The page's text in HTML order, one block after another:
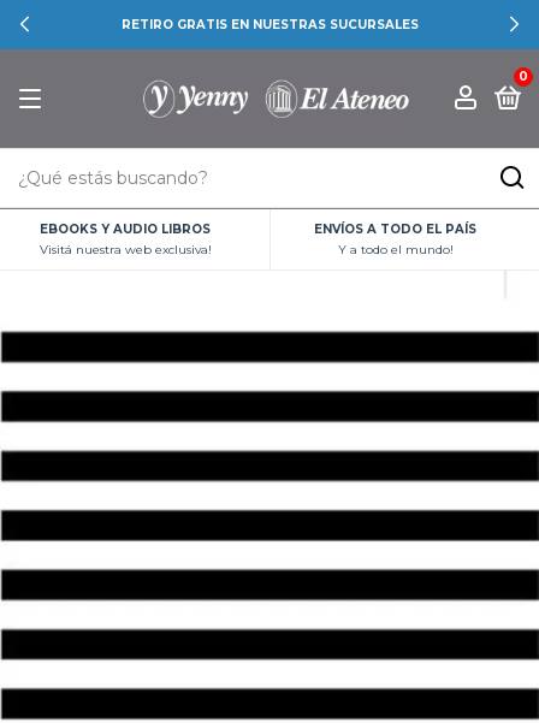
RETIRO GRATIS EN NUESTRAS SUCURSALES
0
EBOOKS Y AUDIO LIBROS
Visitá nuestra web exclusiva!
ENVÍOS A TODO EL PAÍS
Y a todo el mundo!